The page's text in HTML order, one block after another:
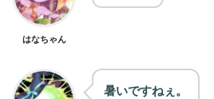
はなちゃん
暑いですねぇ。